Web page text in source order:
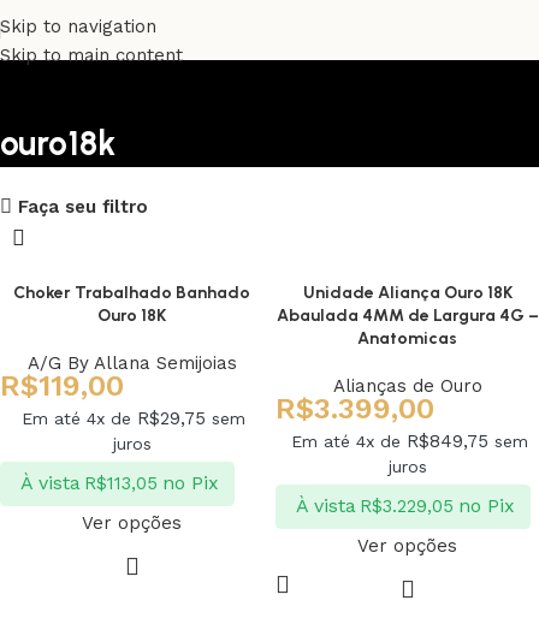
Skip to navigation
Skip to main content
ouro18k
Upholstered chair
Shop Now
Faça seu filtro
Choker Trabalhado Banhado
Ouro 18K
A/G By Allana Semijoias
R$119,00
Em até 4x de R$29,75 sem
juros
À vista R$113,05 no Pix
Ver opções
Unidade Aliança Ouro 18K
Abaulada 4MM de Largura 4G –
Anatomicas
Alianças de Ouro
R$3.399,00
Em até 4x de R$849,75 sem
juros
À vista R$3.229,05 no Pix
Ver opções